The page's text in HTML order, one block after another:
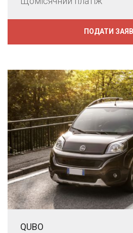
ПОДАТИ
QUBO